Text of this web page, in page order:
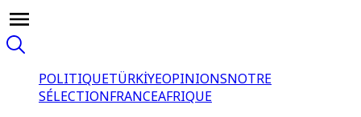
POLITIQUETÜRKİYEOPINIONSNOTRE
SÉLECTIONFRANCEAFRIQUE